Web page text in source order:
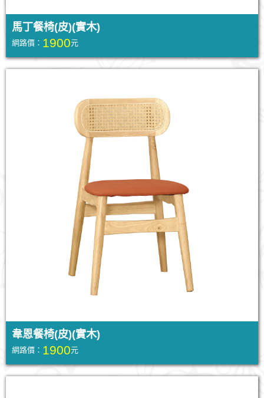
馬丁餐椅(皮)(實木)
網路價： 1900元
韋恩餐椅(皮)(實木)
網路價： 1900元